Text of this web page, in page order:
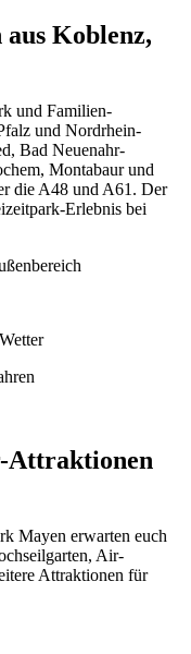
Koblenz,
und Familien-
und Nordrhein-
Bad Neuenahr-
Montabaur und
die A48 und A61. Der
Erlebnis bei
Attraktionen
Mayen erwarten euch
Air-
Attraktionen für